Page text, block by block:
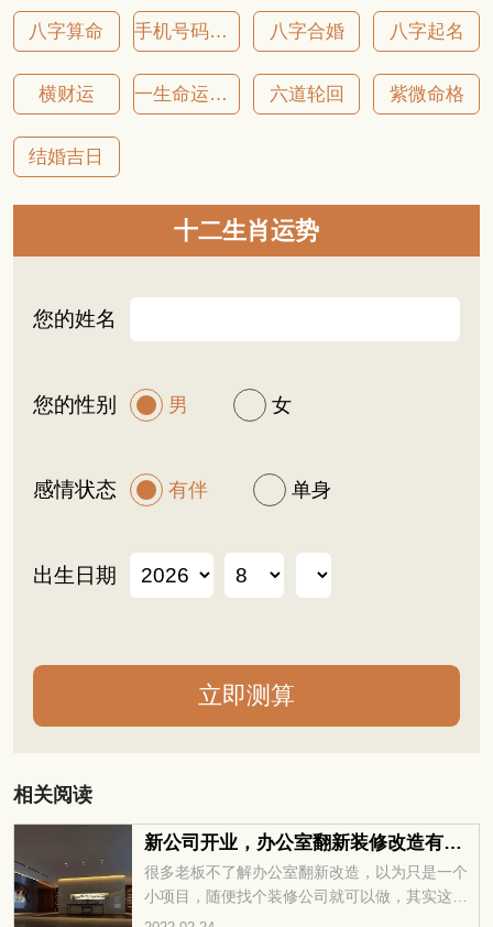
八字算命 手机号码吉凶 八字合婚 八字起名
横财运 一生命运详批 六道轮回 紫微命格
结婚吉日
十二生肖运势
您的姓名
您的性别 男 女
感情状态 有伴 单身
出生日期
相关阅读
新公司开业，办公室翻新装修改造有那些合理建议？
很多老板不了解办公室翻新改造，以为只是一个
小项目，随便找个装修公司就可以做，其实这种
想法是非常错误的。办公室翻新改造跟装修毛坯